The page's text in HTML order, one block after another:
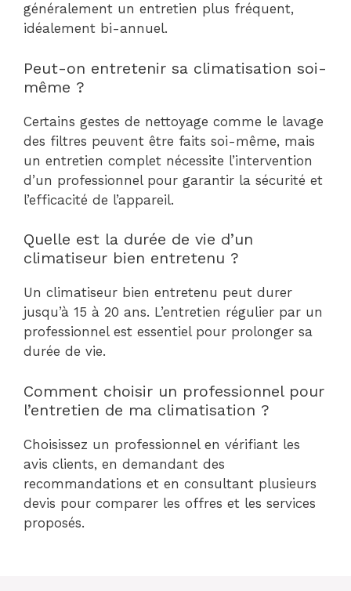
généralement un entretien plus fréquent,
idéalement bi-annuel.
Peut-on entretenir sa climatisation soi-
même ?
Certains gestes de nettoyage comme le lavage
des filtres peuvent être faits soi-même, mais
un entretien complet nécessite l’intervention
d’un professionnel pour garantir la sécurité et
l’efficacité de l’appareil.
Quelle est la durée de vie d’un
climatiseur bien entretenu ?
Un climatiseur bien entretenu peut durer
jusqu’à 15 à 20 ans. L’entretien régulier par un
professionnel est essentiel pour prolonger sa
durée de vie.
Comment choisir un professionnel pour
l’entretien de ma climatisation ?
Choisissez un professionnel en vérifiant les
avis clients, en demandant des
recommandations et en consultant plusieurs
devis pour comparer les offres et les services
proposés.